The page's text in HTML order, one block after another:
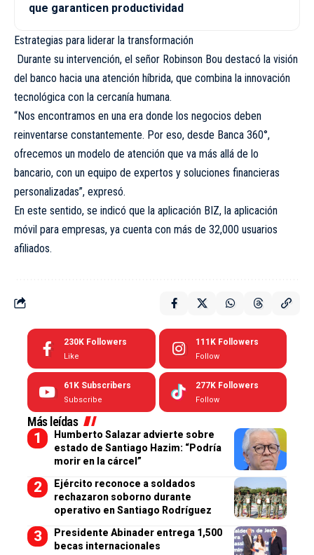
que garanticen productividad
Estrategias para liderar la transformación
Durante su intervención, el señor Robinson Bou destacó la visión
del banco hacia una atención híbrida, que combina la innovación
tecnológica con la cercanía humana.
“Nos encontramos en una era donde los negocios deben
reinventarse constantemente. Por eso, desde Banca 360°,
ofrecemos un modelo de atención que va más allá de lo
bancario, con un equipo de expertos y soluciones financieras
personalizadas”, expresó.
En este sentido, se indicó que la aplicación BIZ, la aplicación
móvil para empresas, ya cuenta con más de 32,000 usuarios
afiliados.
230K Followers
Like
111K Followers
Follow
61K Subscribers
Subscribe
277K Followers
Follow
Más leídas
Humberto Salazar advierte sobre
estado de Santiago Hazim: “Podría
morir en la cárcel”
Ejército reconoce a soldados
rechazaron soborno durante
operativo en Santiago Rodríguez
Presidente Abinader entrega 1,500
becas internacionales